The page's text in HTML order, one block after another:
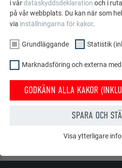
i vårdataskyddsdeklaration och i
på vår webbplats. Du kan när som
via inställningarna för kakor.
Grundläggande Statistik
Marknadsföring och externa
GODKÄNN ALLA KAKOR
SPARA OCH
GRUNDLÄGGANDE
grundläggande funktioner. Detta
Visa ytterligare